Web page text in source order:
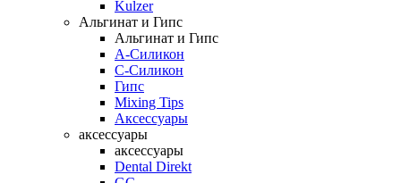
Kulzer
Альгинат и Гипс
Альгинат и Гипс
A-Силикон
C-Силикон
Гипс
Mixing Tips
Аксессуары
аксессуары
аксессуары
Dental Direkt